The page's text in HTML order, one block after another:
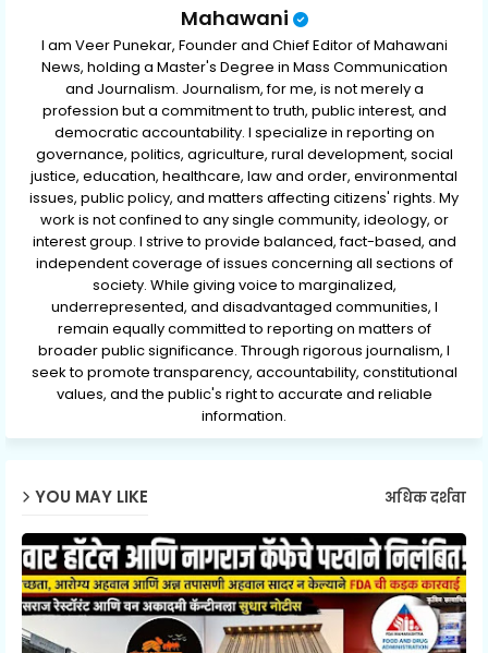
Mahawani
I am Veer Punekar, Founder and Chief Editor of Mahawani
News, holding a Master's Degree in Mass Communication
and Journalism. Journalism, for me, is not merely a
profession but a commitment to truth, public interest, and
democratic accountability. I specialize in reporting on
governance, politics, agriculture, rural development, social
justice, education, healthcare, law and order, environmental
issues, public policy, and matters affecting citizens' rights. My
work is not confined to any single community, ideology, or
interest group. I strive to provide balanced, fact-based, and
independent coverage of issues concerning all sections of
society. While giving voice to marginalized,
underrepresented, and disadvantaged communities, I
remain equally committed to reporting on matters of
broader public significance. Through rigorous journalism, I
seek to promote transparency, accountability, constitutional
values, and the public's right to accurate and reliable
information.
YOU MAY LIKE अधिक दर्शवा